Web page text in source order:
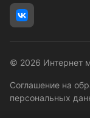
© 2026 Интернет
Соглашение на
персональных